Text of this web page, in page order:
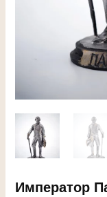
Император